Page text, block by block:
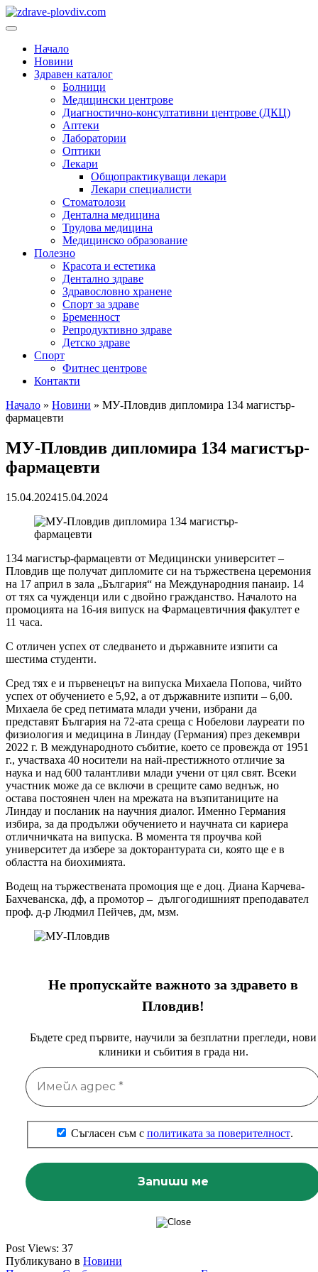
Преминете
към
Основно
Начало
Новини
Здравен каталог
Болници
Медицински центрове
Диагностично-консултативни центрове (ДКЦ)
Аптеки
Лаборатории
Оптики
Лекари
Общопрактикуващи лекари
Лекари специалисти
Стоматолози
Дентална медицина
Трудова медицина
Медицинско образование
Полезно
Красота и естетика
Дентално здраве
Здравословно хранене
Спорт за здраве
Бременност
Репродуктивно здраве
Детско здраве
Спорт
Фитнес центрове
Контакти
Начало » Новини » МУ-Пловдив дипломира 134 магистър-
фармацевти
МУ-Пловдив дипломира 134 магистър-
фармацевти
15.04.202415.04.2024
134 магистър-фармацевти от Медицински университет –
Пловдив ще получат дипломите си на тържествена церемония
на 17 април в зала „България“ на Международния панаир. 14
от тях са чужденци или с двойно гражданство. Началото на
промоцията на 16-ия випуск на Фармацевтичния факултет е
11 часа.
С отличен успех от следването и държавните изпити са
шестима студенти.
Сред тях е и първенецът на випуска Михаела Попова, чийто
успех от обучението е 5,92, а от държавните изпити – 6,00.
Михаела бе сред петимата млади учени, избрани да
представят България на 72-ата среща с Нобелови лауреати по
физиология и медицина в Линдау (Германия) през декември
2022 г. В международното събитие, което се провежда от 1951
г., участваха 40 носители на най-престижното отличие за
наука и над 600 талантливи млади учени от цял свят. Всеки
участник може да се включи в срещите само веднъж, но
остава постоянен член на мрежата на възпитаниците на
Линдау и посланик на научния диалог. Именно Германия
избира, за да продължи обучението и научната си кариера
отличничката на випуска. В момента тя проучва кой
университет да избере за докторантурата си, която ще е в
областта на биохимията.
Водещ на тържествената промоция ще е доц. Диана Карчева-
Бахчеванска, дф, а промотор – дългогодишният преподавател
проф. д-р Людмил Пейчев, дм, мзм.
Не пропускайте важното за здравето в
Пловдив!
Бъдете сред първите, научили за безплатни прегледи, нови
клиники и събития в града ни.
Съгласен съм с политиката за поверителност.
Post Views: 37
Публикувано в Новини